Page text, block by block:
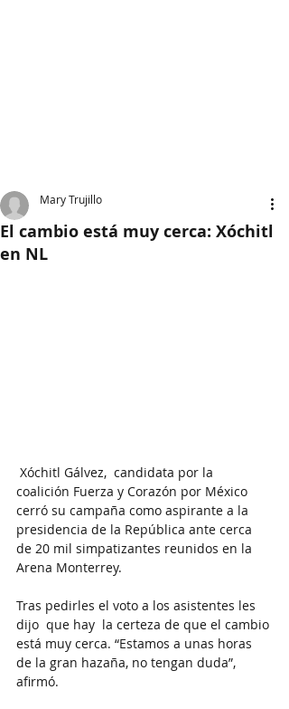
El cambio está muy cerca: Xóchitl
en NL
Mary Trujillo
coalición Fuerza y Corazón por México
cerró su campaña como aspirante a la
presidencia de la República ante cerca
de 20 mil simpatizantes reunidos en la
Arena Monterrey.
Tras pedirles el voto a los asistentes les
dijo  que hay  la certeza de que el cambio
está muy cerca. “Estamos a unas horas
de la gran hazaña, no tengan duda”,
afirmó.